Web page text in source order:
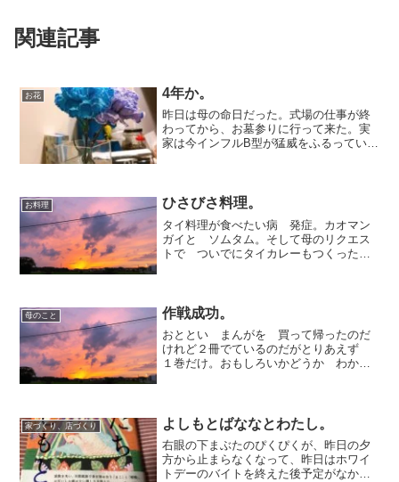
関連記事
お花 4年か。
昨日は母の命日だった。式場の仕事が終
わってから、お墓参りに行って来た。実
家は今インフルB型が猛威をふるっている
う。なんて古谷家一同...
お料理 ひさびさ料理。
タイ料理が食べたい病 発症。カオマン
ガイと ソムタム。そして母のリクエス
トで ついでにタイカレーもつくった。
の青いところをいれて煮る...
母のこと 作戦成功。
おととい まんがを 買って帰ったのだ
けれど２冊でているのだがとりあえず
１巻だけ。おもしろいかどうか わから
場合早いと 次の日には そ...
家づくり、店づくり よしもとばななとわたし。
右眼の下まぶたのぴくぴくが、昨日の夕
方から止まらなくなって、昨日はホワイ
トデーのバイトを終えた後予定がなかっ